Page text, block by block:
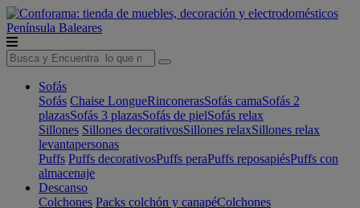
Península Baleares
Sofás
Sofás Chaise LongueRinconerasSofás camaSofás 2
plazasSofás 3 plazasSofás de pielSofás relax
Sillones Sillones decorativosSillones relaxSillones relax
levantapersonas
Puffs Puffs decorativosPuffs peraPuffs reposapiésPuffs con
almacenaje
Descanso
Colchones Packs colchón y canapéColchones